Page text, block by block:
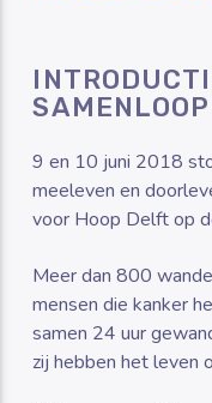
9 en 10 juni 2018
meeleven en
voor Hoop Delft op
Meer dan 800
mensen die kanker
samen 24 uur
zij hebben het leven